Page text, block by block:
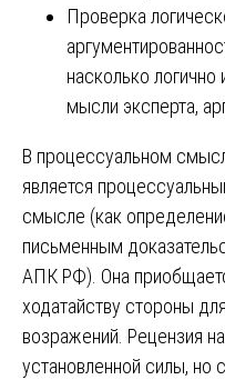
Проверка
насколько
мысли эксперта,
В процессуальном
является
смысле (как
письменным
АПК РФ). Она
ходатайству стороны
возражений. Рецензия
установленной силы, но